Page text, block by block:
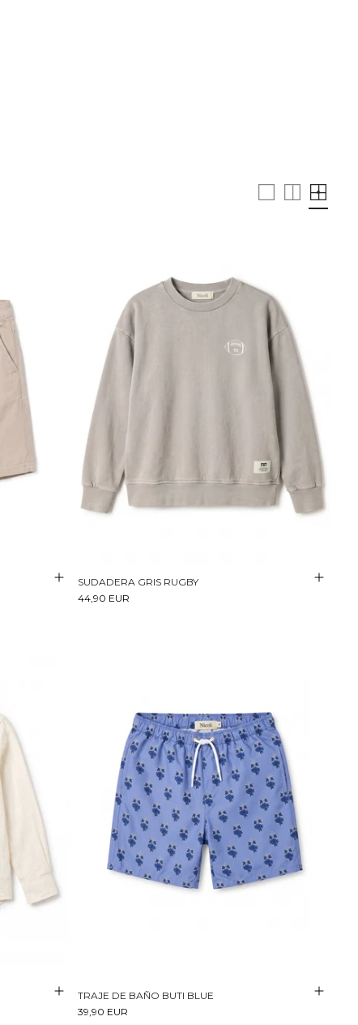
SUDADERA GRIS RUGBY
44,90 EUR
TRAJE DE BAÑO BUTI BLUE
39,90 EUR